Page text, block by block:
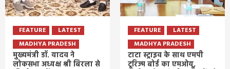
FEATURE
LATEST
MADHYA PRADESH
मुख्यमंत्री डॉ. यादव ने
लोकसभा अध्यक्ष श्री बिरला से
FEATURE
LATEST
MADHYA PRADESH
टाटा स्ट्राइव के साथ एमपी
टूरिज्म बोर्ड का एमओयू,